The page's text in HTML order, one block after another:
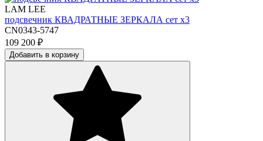
LAM LEE
подсвечник КВАДРАТНЫЕ ЗЕРКАЛА сет х3
CN0343-5747
109 200 ₽
Добавить в корзину